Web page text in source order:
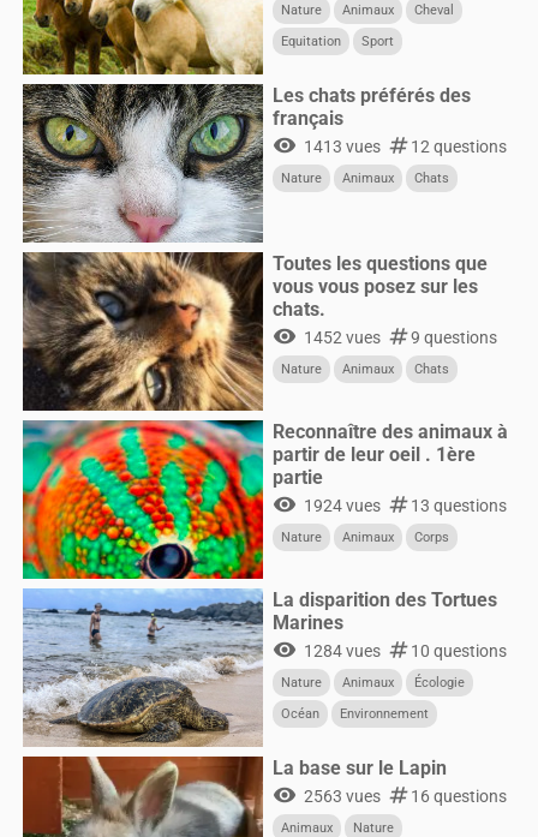
Nature Animaux
Cheval
Equitation
Sport
Les chats préférés des
français
visibility 1413 vues numbers12 questions
Nature Animaux Chats
Toutes les questions que
vous vous posez sur les
chats.
visibility 1452 vues numbers9 questions
Nature Animaux Chats
Reconnaître des animaux à
partir de leur oeil . 1ère
partie
visibility 1924 vues numbers13 questions
Nature Animaux Corps
La disparition des Tortues
Marines
visibility 1284 vues numbers10 questions
Nature Animaux
Écologie
Océan
Environnement
La base sur le Lapin
visibility 2563 vues numbers16 questions
Animaux Nature